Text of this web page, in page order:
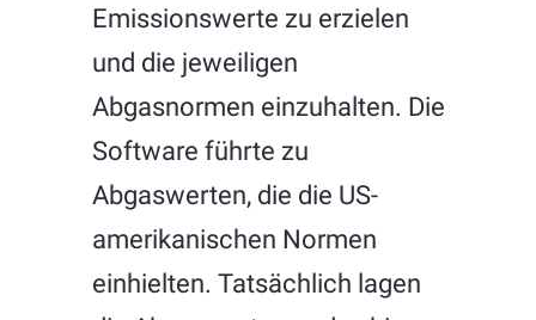
Emissionswerte zu erzielen
und die jeweiligen
Abgasnormen einzuhalten. Die
Software führte zu
Abgaswerten, die die US-
amerikanischen Normen
einhielten. Tatsächlich lagen